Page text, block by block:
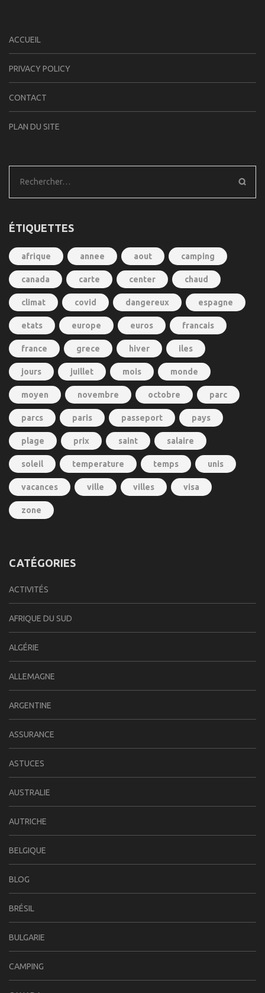
ACCUEIL
PRIVACY POLICY
CONTACT
PLAN DU SITE
Rechercher :
ÉTIQUETTES
afrique annee aout camping
canada carte center chaud
climat covid dangereux espagne
etats europe euros francais
france grece hiver iles
jours juillet mois monde
moyen novembre octobre parc
parcs paris passeport pays
plage prix saint salaire
soleil temperature temps unis
vacances ville villes visa
zone
CATÉGORIES
ACTIVITÉS
AFRIQUE DU SUD
ALGÉRIE
ALLEMAGNE
ARGENTINE
ASSURANCE
ASTUCES
AUSTRALIE
AUTRICHE
BELGIQUE
BLOG
BRÉSIL
BULGARIE
CAMPING